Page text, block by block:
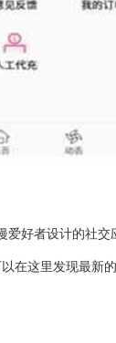
爱好者设计的社
在这里发现最新